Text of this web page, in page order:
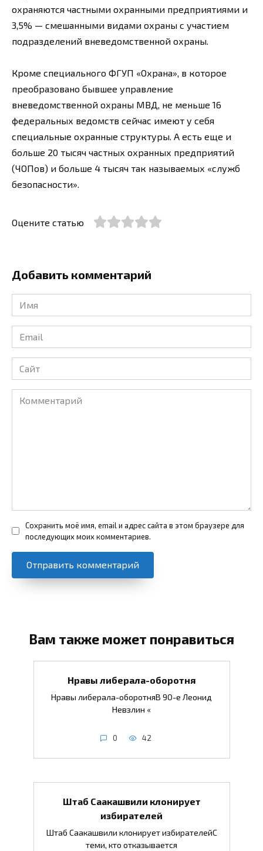
охраняются частными охранными предприятиями и
3,5% — смешанными видами охраны с участием
подразделений вневедомственной охраны.
Кроме специального ФГУП «Охрана», в которое
преобразовано бывшее управление
вневедомственной охраны МВД, не меньше 16
федеральных ведомств сейчас имеют у себя
специальные охранные структуры. А есть еще и
больше 20 тысяч частных охранных предприятий
(ЧОПов) и больше 4 тысяч так называемых «служб
безопасности».
Оцените статью
Добавить комментарий
Имя
*
Email
*
Сайт
Комментарий
Сохранить моё имя, email и адрес сайта в этом браузере для
последующих моих комментариев.
Вам также может понравиться
Нравы либерала-оборотня
Нравы либерала-оборотняВ 90-е Леонид
Невзлин «
0 42
Штаб Саакашвили клонирует
избирателей
Штаб Саакашвили клонирует избирателейС
теми, кто отказывается